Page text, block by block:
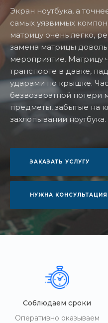
Экран ноутбука, а
самых уязвимых
матрицу очень легко,
замена матрицы
мероприятие. Матрицу
транспорте в давке,
ударами по крышке.
безвозвратной потери
предметы, забытые на
захлопывании ноутбука.
ЗАКАЗАТЬ УСЛУГУ
НУЖНА КОНСУЛЬТАЦИЯ
Соблюдаем сроки
Оперативно оказываем